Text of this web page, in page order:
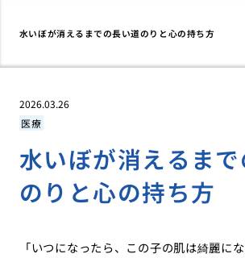
水いぼが消えるまでの長い道のりと心の持ち方
2026.03.26
医療
水いぼが消えるま
のりと心の持ち方
「いつになったら、この子の肌は綺麗に